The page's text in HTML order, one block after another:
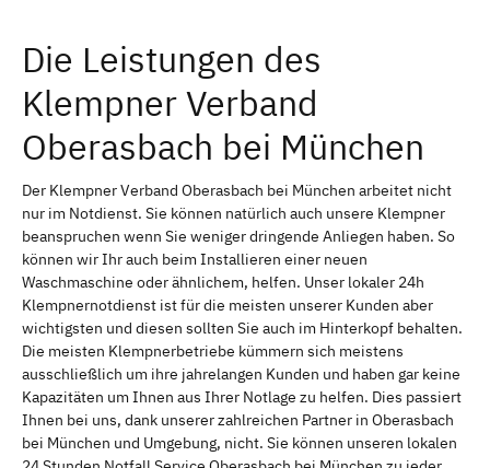
Die Leistungen des
Klempner Verband
Oberasbach bei München
Der Klempner Verband Oberasbach bei München arbeitet nicht
nur im Notdienst. Sie können natürlich auch unsere Klempner
beanspruchen wenn Sie weniger dringende Anliegen haben. So
können wir Ihr auch beim Installieren einer neuen
Waschmaschine oder ähnlichem, helfen. Unser lokaler 24h
Klempnernotdienst ist für die meisten unserer Kunden aber
wichtigsten und diesen sollten Sie auch im Hinterkopf behalten.
Die meisten Klempnerbetriebe kümmern sich meistens
ausschließlich um ihre jahrelangen Kunden und haben gar keine
Kapazitäten um Ihnen aus Ihrer Notlage zu helfen. Dies passiert
Ihnen bei uns, dank unserer zahlreichen Partner in Oberasbach
bei München und Umgebung, nicht. Sie können unseren lokalen